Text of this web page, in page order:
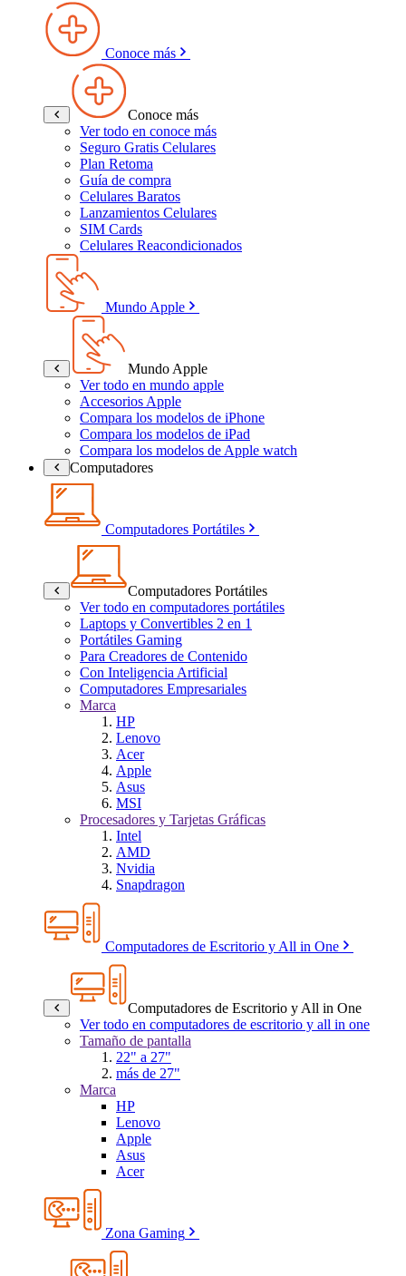
Conoce más
Conoce más
Ver todo en conoce más
Seguro Gratis Celulares
Plan Retoma
Guía de compra
Celulares Baratos
Lanzamientos Celulares
SIM Cards
Celulares Reacondicionados
Mundo Apple
Mundo Apple
Ver todo en mundo apple
Accesorios Apple
Compara los modelos de iPhone
Compara los modelos de iPad
Compara los modelos de Apple watch
Computadores
Computadores Portátiles
Computadores Portátiles
Ver todo en computadores portátiles
Laptops y Convertibles 2 en 1
Portátiles Gaming
Para Creadores de Contenido
Con Inteligencia Artificial
Computadores Empresariales
Marca
HP
Lenovo
Acer
Apple
Asus
MSI
Procesadores y Tarjetas Gráficas
Intel
AMD
Nvidia
Snapdragon
Computadores de Escritorio y All in One
Computadores de Escritorio y All in One
Ver todo en computadores de escritorio y all in one
Tamaño de pantalla
22" a 27"
más de 27"
Marca
HP
Lenovo
Apple
Asus
Acer
Zona Gaming